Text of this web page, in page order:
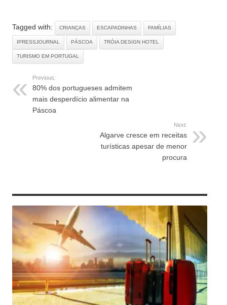
Tagged with: CRIANÇAS ESCAPADINHAS FAMÍLIAS
IPRESSJOURNAL PÁSCOA TRÓIA DESIGN HOTEL
TURISMO EM PORTUGAL
Previous:
80% dos portugueses admitem
mais desperdício alimentar na
Páscoa
Next:
Algarve cresce em receitas
turísticas apesar de menor
procura